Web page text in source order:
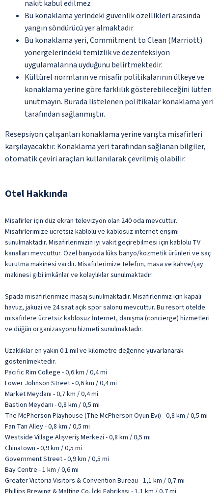
nakit kabul edilmez
Bu konaklama yerindeki güvenlik özellikleri arasında
yangın söndürücü yer almaktadır
Bu konaklama yeri, Commitment to Clean (Marriott)
yönergelerindeki temizlik ve dezenfeksiyon
uygulamalarına uyduğunu belirtmektedir.
Kültürel normların ve misafir politikalarının ülkeye ve
konaklama yerine göre farklılık gösterebileceğini lütfen
unutmayın. Burada listelenen politikalar konaklama yeri
tarafından sağlanmıştır.
Resepsiyon çalışanları konaklama yerine varışta misafirleri
karşılayacaktır. Konaklama yeri tarafından sağlanan bilgiler,
otomatik çeviri araçları kullanılarak çevrilmiş olabilir.
Otel Hakkında
Misafirler için düz ekran televizyon olan 240 oda mevcuttur.
Misafirlerimize ücretsiz kablolu ve kablosuz internet erişimi
sunulmaktadır. Misafirlerimizin iyi vakit geçirebilmesi için kablolu TV
kanalları mevcuttur. Özel banyoda lüks banyo/kozmetik ürünleri ve saç
kurutma makinesi vardır. Misafirlerimize telefon, masa ve kahve/çay
makinesi gibi imkânlar ve kolaylıklar sunulmaktadır.
Spada misafirlerimize masaj sunulmaktadır. Misafirlerimiz için kapalı
havuz, jakuzi ve 24 saat açık spor salonu mevcuttur. Bu resort otelde
misafirlere ücretsiz kablosuz İnternet, danışma (concierge) hizmetleri
ve düğün organizasyonu hizmeti sunulmaktadır.
Uzaklıklar en yakın 0.1 mil ve kilometre değerine yuvarlanarak
gösterilmektedir.
Pacific Rim College - 0,6 km / 0,4 mi
Lower Johnson Street - 0,6 km / 0,4 mi
Market Meydanı - 0,7 km / 0,4 mi
Bastion Meydanı - 0,8 km / 0,5 mi
The McPherson Playhouse (The McPherson Oyun Evi) - 0,8 km / 0,5 mi
Fan Tan Alley - 0,8 km / 0,5 mi
Westside Village Alışveriş Merkezi - 0,8 km / 0,5 mi
Chinatown - 0,9 km / 0,5 mi
Government Street - 0,9 km / 0,5 mi
Bay Centre - 1 km / 0,6 mi
Greater Victoria Visitors & Convention Bureau - 1,1 km / 0,7 mi